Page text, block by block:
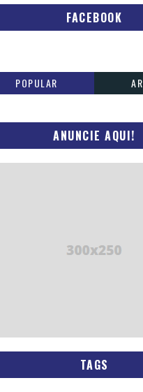
FACEBOOK
POPULAR
ANUNCIE AQUI!
TAGS